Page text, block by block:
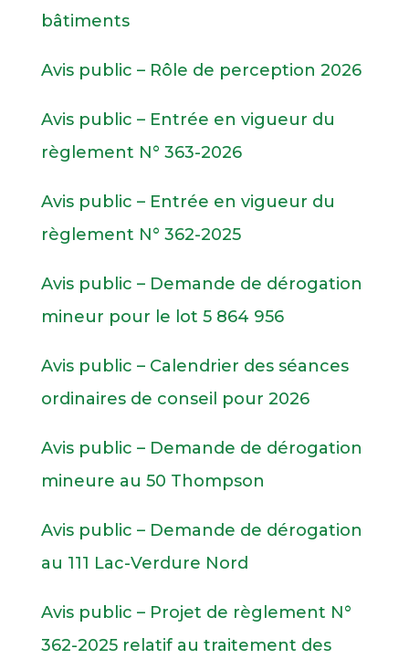
bâtiments
Avis public – Rôle de perception 2026
Avis public – Entrée en vigueur du
règlement N° 363-2026
Avis public – Entrée en vigueur du
règlement N° 362-2025
Avis public – Demande de dérogation
mineur pour le lot 5 864 956
Avis public – Calendrier des séances
ordinaires de conseil pour 2026
Avis public – Demande de dérogation
mineure au 50 Thompson
Avis public – Demande de dérogation
au 111 Lac-Verdure Nord
Avis public – Projet de règlement N°
362-2025 relatif au traitement des